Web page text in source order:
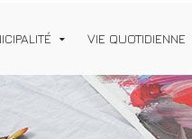
VIE QUOTIDIENNE